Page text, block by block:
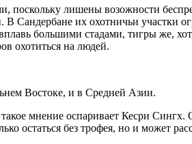
лишены возожности
Сандербане их охотничьи участки
большими стадами, тигры же,
охотиться на людей.
Востоке, и в Средней Азии.
мнение оспаривает Кесри Сингх.
остаться без трофея, но и может